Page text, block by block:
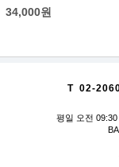
34,000원
T 02-
평일 오전